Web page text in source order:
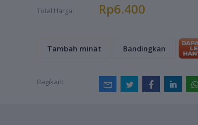
Total Harga: Rp6.400
Tambah minat Bandingkan
Bagikan: